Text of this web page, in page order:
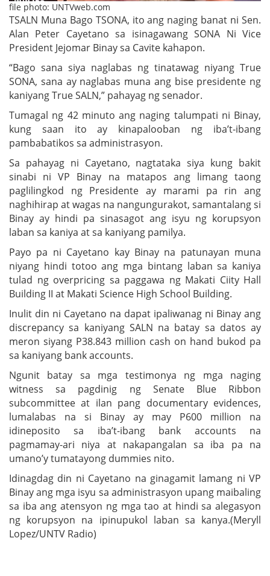
file photo: UNTVweb.com
TSALN Muna Bago TSONA, ito ang naging banat ni Sen.
Alan Peter Cayetano sa isinagawang SONA Ni Vice
President Jejomar Binay sa Cavite kahapon.
“Bago sana siya naglabas ng tinatawag niyang True
SONA, sana ay naglabas muna ang bise presidente ng
kaniyang True SALN,” pahayag ng senador.
Tumagal ng 42 minuto ang naging talumpati ni Binay,
kung saan ito ay kinapalooban ng iba’t-ibang
pambabatikos sa administrasyon.
Sa pahayag ni Cayetano, nagtataka siya kung bakit
sinabi ni VP Binay na matapos ang limang taong
paglilingkod ng Presidente ay marami pa rin ang
naghihirap at wagas na nangungurakot, samantalang si
Binay ay hindi pa sinasagot ang isyu ng korupsyon
laban sa kaniya at sa kaniyang pamilya.
Payo pa ni Cayetano kay Binay na patunayan muna
niyang hindi totoo ang mga bintang laban sa kaniya
tulad ng overpricing sa paggawa ng Makati Ciity Hall
Building II at Makati Science High School Building.
Inulit din ni Cayetano na dapat ipaliwanag ni Binay ang
discrepancy sa kaniyang SALN na batay sa datos ay
meron siyang P38.843 million cash on hand bukod pa
sa kaniyang bank accounts.
Ngunit batay sa mga testimonya ng mga naging
witness sa pagdinig ng Senate Blue Ribbon
subcommittee at ilan pang documentary evidences,
lumalabas na si Binay ay may P600 million na
idineposito sa iba’t-ibang bank accounts na
pagmamay-ari niya at nakapangalan sa iba pa na
umano’y tumatayong dummies nito.
Idinagdag din ni Cayetano na ginagamit lamang ni VP
Binay ang mga isyu sa administrasyon upang maibaling
sa iba ang atensyon ng mga tao at hindi sa alegasyon
ng korupsyon na ipinupukol laban sa kanya.(Meryll
Lopez/UNTV Radio)